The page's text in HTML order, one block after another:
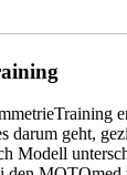
darum geht,
Modell